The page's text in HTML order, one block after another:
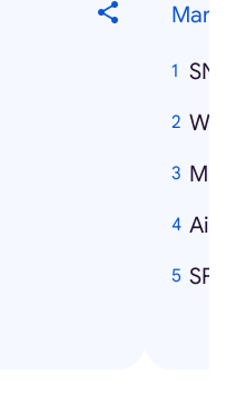
Air
SFR